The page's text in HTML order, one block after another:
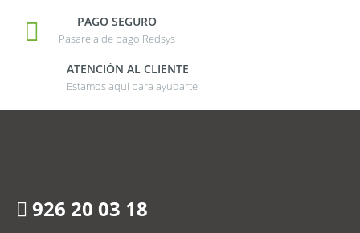
PAGO SEGURO
Pasarela de pago Redsys
ATENCIÓN AL CLIENTE
Estamos aquí para ayudarte
926 20 03 18